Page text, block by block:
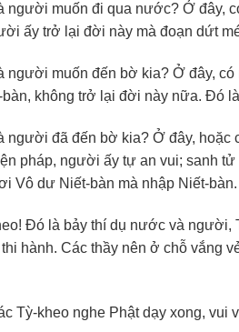
người muốn đi qua nước? Ở đây,
ấy trở lại đời này mà đoạn dứt
người muốn đến bờ kia? Ở đây,
bàn, không trở lại đời này nữa. Đó
người đã đến bờ kia? Ở đây, hoặc
pháp, người ấy tự an vui; sanh
Vô dư Niết-bàn mà nhập Niết-
Đó là bảy thí dụ nước và người,
thi hành. Các thầy nên ở chỗ vắng
Tỳ-kheo nghe Phật dạy xong, vui